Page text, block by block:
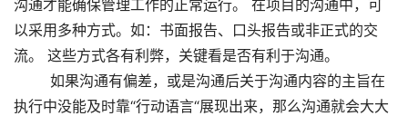
沟通才能确保管理工作的正常运行。 在项目的沟通中，可
以采用多种方式。如：书面报告、口头报告或非正式的交
流。 这些方式各有利弊，关键看是否有利于沟通。
执行中没能及时靠“行动语言“展现出来，那么沟通就会大大